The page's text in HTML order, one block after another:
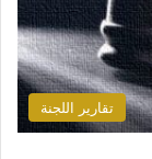
تقارير اللجنة